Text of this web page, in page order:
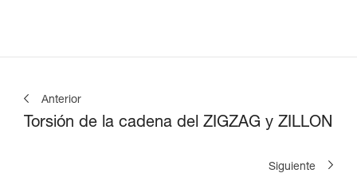
Anterior
Torsión de la cadena del ZIGZAG y ZILLON
Siguiente